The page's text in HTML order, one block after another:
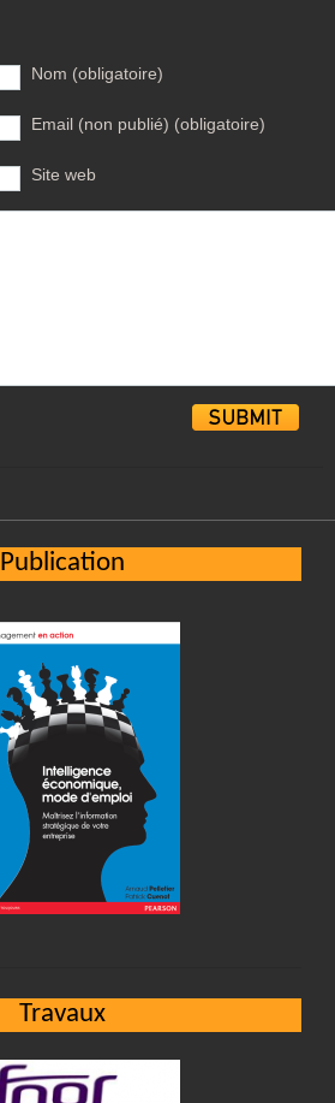
Nom (obligatoire)
Email (non publié) (obligatoire)
Site web
Publication
Travaux